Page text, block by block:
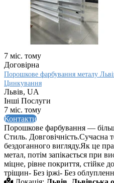
7 міс. тому
Договірна
Порошкове фарбування металу
Цинкування
Львів, UA
Інші Послуги
7 міс. тому
Контакти
Порошкове фарбування —
Стиль. Довговічність.Сучасна
бездоганного вигляду.Як це
метал, потім запікається при
міцне, рівне покриття, стійке
тріщин- Без іржі- Без